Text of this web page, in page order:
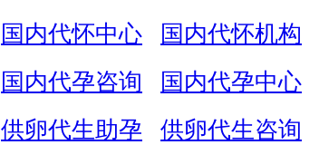
国内代怀中心
国内代怀机构
国内代孕咨询
国内代孕中心
供卵代生助孕
供卵代生咨询